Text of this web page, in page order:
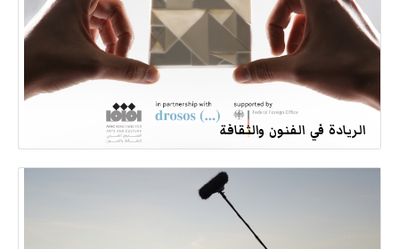
الريادة في الفنون والثقافة